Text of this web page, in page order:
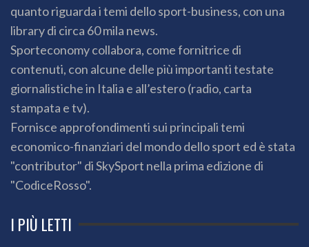
quanto riguarda i temi dello sport-business, con una
library di circa 60 mila news.
Sporteconomy collabora, come fornitrice di
contenuti, con alcune delle più importanti testate
giornalistiche in Italia e all’estero (radio, carta
stampata e tv).
Fornisce approfondimenti sui principali temi
economico-finanziari del mondo dello sport ed è stata
"contributor" di SkySport nella prima edizione di
"CodiceRosso".
I PIÙ LETTI